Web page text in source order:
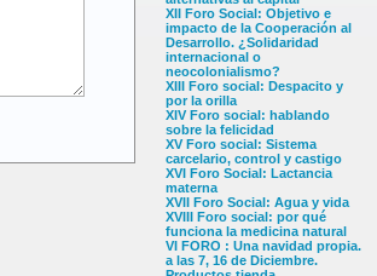
XII Foro Social: Objetivo e
impacto de la Cooperación al
Desarrollo. ¿Solidaridad
internacional o
neocolonialismo?
XIII Foro social: Despacito y
por la orilla
XIV Foro social: hablando
sobre la felicidad
XV Foro social: Sistema
carcelario, control y castigo
XVI Foro Social: Lactancia
materna
XVII Foro Social: Agua y vida
XVIII Foro social: por qué
funciona la medicina natural
VI FORO : Una navidad propia.
a las 7, 16 de Diciembre.